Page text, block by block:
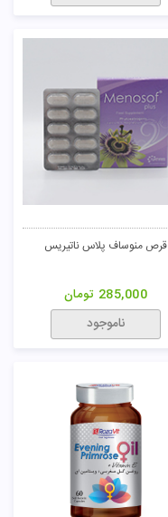
قرص منوساف پلاس ناتیریس
285,000 تومان
ناموجود